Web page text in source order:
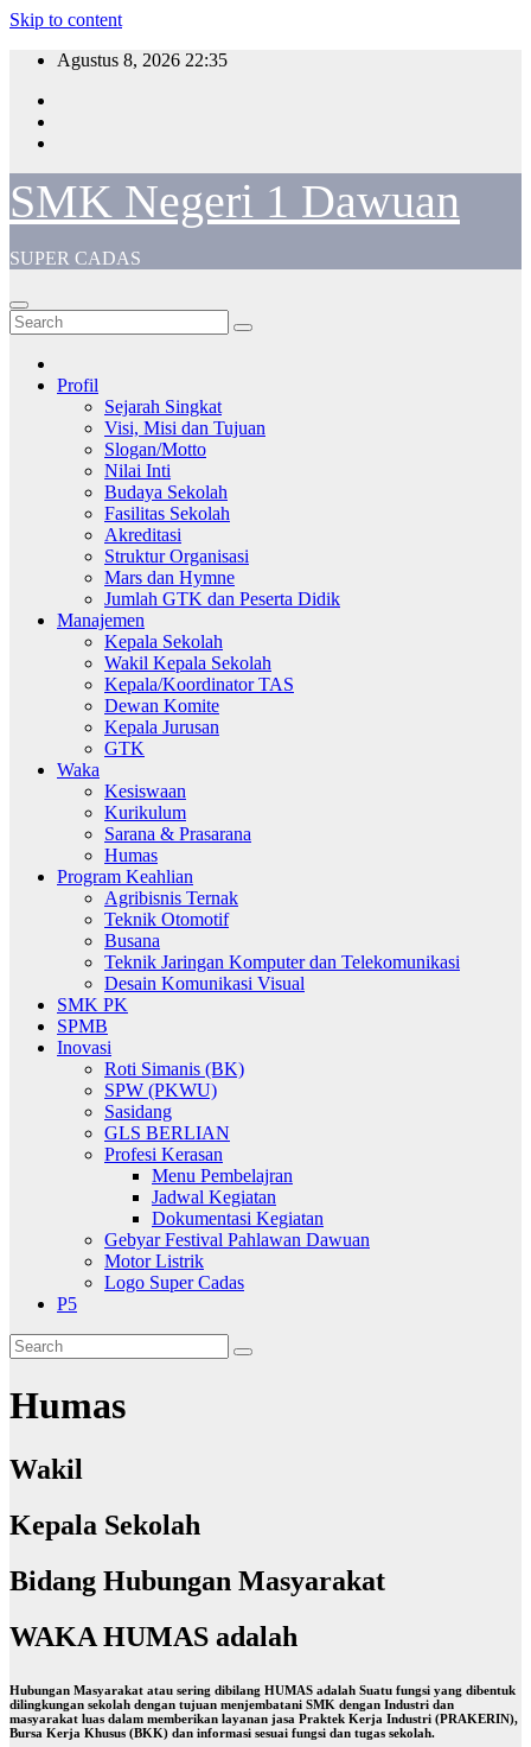
Skip to content
Agustus 8, 2026 22:35
SMK Negeri 1 Dawuan
SUPER CADAS
Profil
Sejarah Singkat
Visi, Misi dan Tujuan
Slogan/Motto
Nilai Inti
Budaya Sekolah
Fasilitas Sekolah
Akreditasi
Struktur Organisasi
Mars dan Hymne
Jumlah GTK dan Peserta Didik
Manajemen
Kepala Sekolah
Wakil Kepala Sekolah
Kepala/Koordinator TAS
Dewan Komite
Kepala Jurusan
GTK
Waka
Kesiswaan
Kurikulum
Sarana & Prasarana
Humas
Program Keahlian
Agribisnis Ternak
Teknik Otomotif
Busana
Teknik Jaringan Komputer dan Telekomunikasi
Desain Komunikasi Visual
SMK PK
SPMB
Inovasi
Roti Simanis (BK)
SPW (PKWU)
Sasidang
GLS BERLIAN
Profesi Kerasan
Menu Pembelajran
Jadwal Kegiatan
Dokumentasi Kegiatan
Gebyar Festival Pahlawan Dawuan
Motor Listrik
Logo Super Cadas
P5
Humas
Wakil
Kepala Sekolah
Bidang Hubungan Masyarakat
WAKA HUMAS adalah
Hubungan Masyarakat atau sering dibilang HUMAS adalah Suatu fungsi yang dibentuk
dilingkungan sekolah dengan tujuan menjembatani SMK dengan Industri dan
masyarakat luas dalam memberikan layanan jasa Praktek Kerja Industri (PRAKERIN),
Bursa Kerja Khusus (BKK) dan informasi sesuai fungsi dan tugas sekolah.